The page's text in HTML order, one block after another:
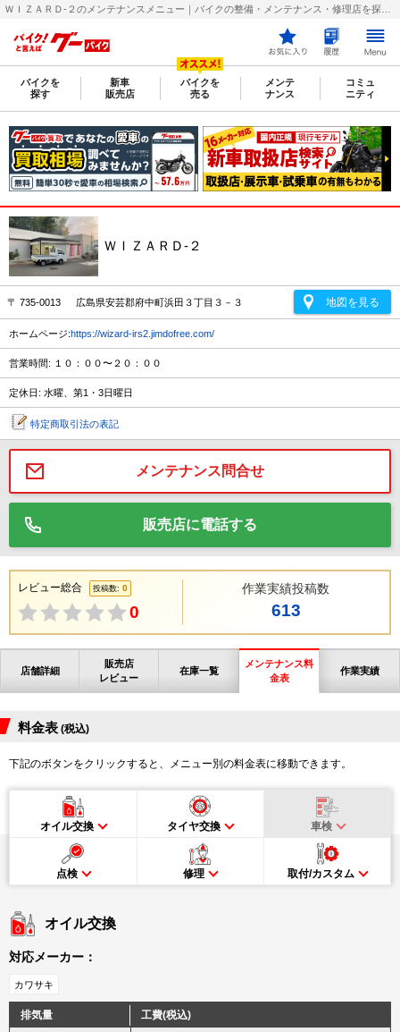
バイクを
探す
新車
販売店
バイクを
売る
メンテ
ナンス
コミュ
ニティ
ＷＩＺＡＲＤ‐２
〒 735-0013 広島県安芸郡府中町浜田３丁目３－３ 地図を見る
ホームページ:https://wizard-irs2.jimdofree.com/
営業時間: １０：００〜２０：００
定休日: 水曜、第1・3日曜日
特定商取引法の表記
メンテナンス問合せ
販売店に電話する
レビュー総合 投稿数: 0
0
作業実績投稿数
613
店舗詳細
販売店
レビュー
在庫一覧
メンテナンス料
金表
作業実績
料金表 (税込)
下記のボタンをクリックすると、メニュー別の料金表に移動できます。
オイル交換 タイヤ交換 車検
点検 修理 取付/カスタム
オイル交換
対応メーカー：
カワサキ
排気量
工費(税込)